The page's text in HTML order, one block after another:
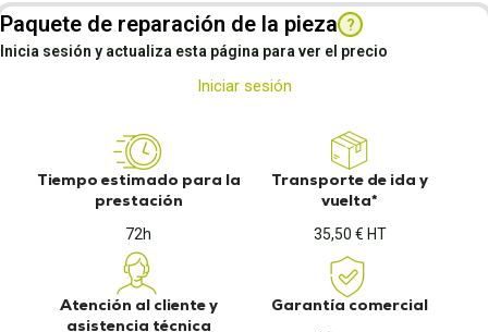
Paquete de reparación de la pieza ?
Inicia sesión y actualiza esta página para ver el precio
Iniciar sesión
Tiempo estimado para la
prestación
72h
Transporte de ida y
vuelta*
35,50 € HT
Atención al cliente y
asistencia técnica
Garantía comercial